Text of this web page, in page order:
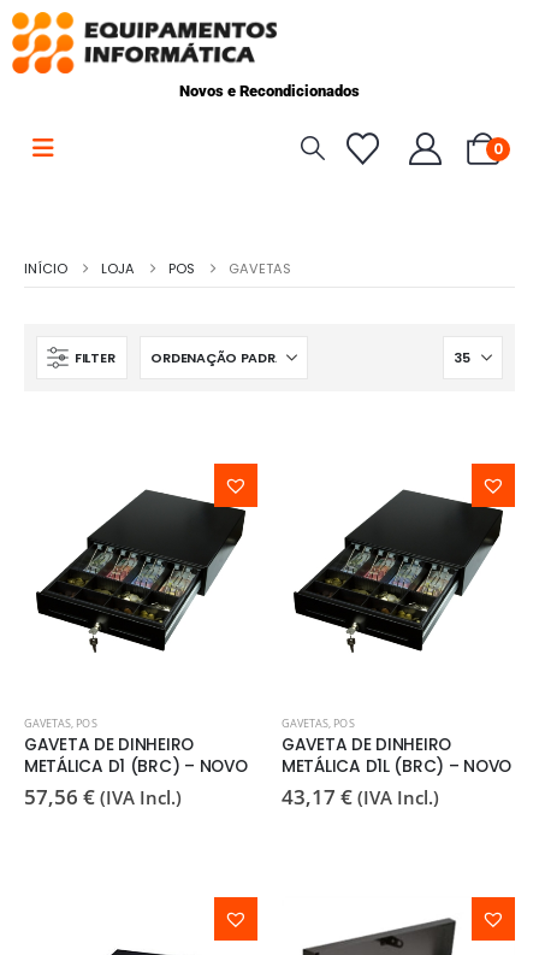
Novos e Recondicionados
0
INÍCIO LOJA POS GAVETAS
FILTER
GAVETAS POS
GAVETA DE DINHEIRO
METÁLICA D1 (BRC) – NOVO
57,56 € (IVA Incl.)
GAVETAS POS
GAVETA DE DINHEIRO
METÁLICA D1L (BRC) – NOVO
43,17 € (IVA Incl.)